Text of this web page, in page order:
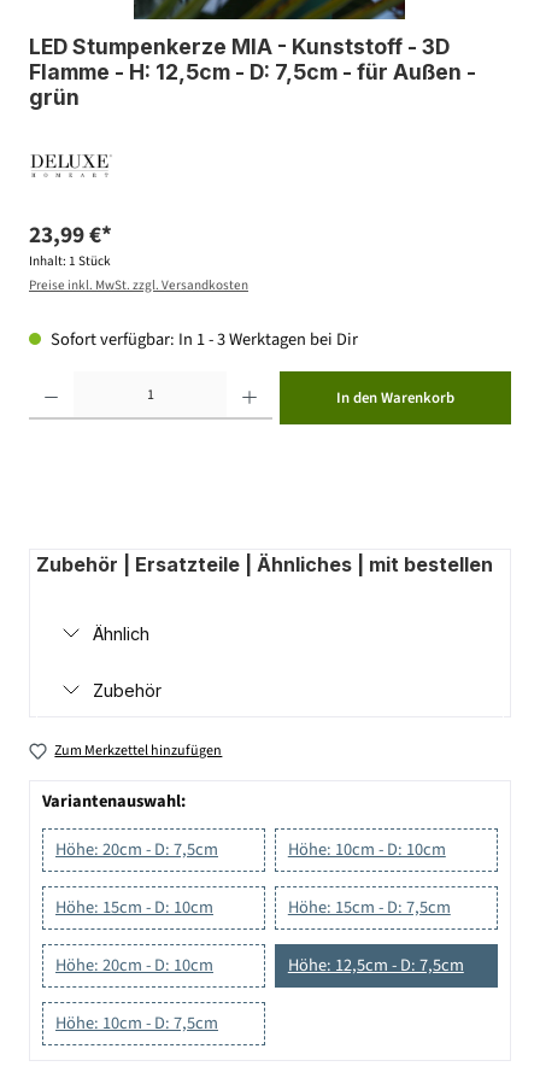
LED Stumpenkerze MIA - Kunststoff - 3D
Flamme - H: 12,5cm - D: 7,5cm - für Außen -
grün
23,99 €*
Inhalt: 1 Stück
Preise inkl. MwSt. zzgl. Versandkosten
Sofort verfügbar: In 1 - 3 Werktagen bei Dir
In den Warenkorb
Zubehör | Ersatzteile | Ähnliches | mit bestellen
Ähnlich
Zubehör
Zum Merkzettel hinzufügen
Variantenauswahl:
Höhe: 20cm - D: 7,5cm
Höhe: 10cm - D: 10cm
Höhe: 15cm - D: 10cm Höhe: 15cm - D: 7,5cm
Höhe: 20cm - D: 10cm Höhe: 12,5cm - D: 7,5cm
Höhe: 10cm - D: 7,5cm